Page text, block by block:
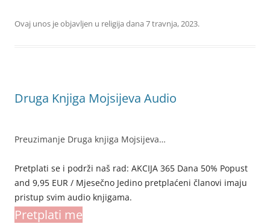
Ovaj unos je objavljen u religija dana 7 travnja, 2023.
Druga Knjiga Mojsijeva Audio
Preuzimanje Druga knjiga Mojsijeva…
Pretplati se i podrži naš rad: AKCIJA 365 Dana 50% Popust
and 9,95 EUR / Mjesečno Jedino pretplaćeni članovi imaju
pristup svim audio knjigama.
Pretplati me